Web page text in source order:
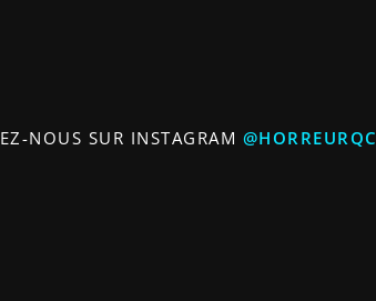
NOUS SUR INSTAGRAM @HORREURQC